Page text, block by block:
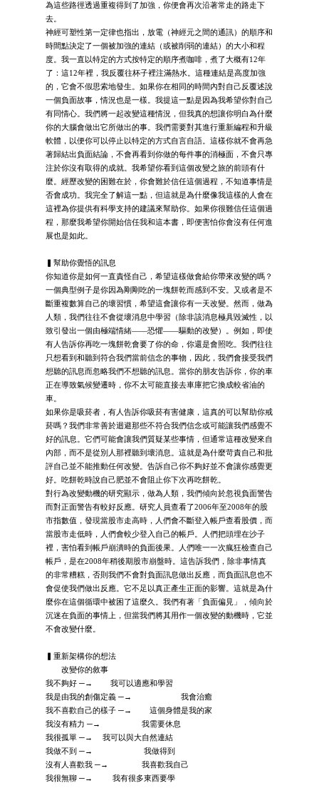
為這些路徑透過重複得到了加強，你便會再次沿著常走的路走下
去。
神經可塑性第一定律也指出，放電（神經元之間的通訊）的順序和
時間點決定了一個被加強的連結（或被削弱的連結）的大小和程
度。我一直以特定的方式按特定的順序煮咖啡，煮了大概有12年
了：這12年裡，我反覆往杯子裡注滿熱水。這種連結是高度加強
的，它會不假思索地發生。如果你在相同的時間內對自己反覆述說
一個負面故事，情況也是一樣。我提這一點是因為我希望你對自己
有同情心。我們將一起改變這種情況，但我真的想讓你明白為什麼
你的大腦會做出它所做出的事。我們需要對其進行重新編程和升級
軟體，以便你可以停止以特定的方式自言自語。這樣你就不會再急
著歸結出負面結論，不會再看到你做的每件事的消極面，不會只專
注於你沒有取得的成就。我希望你看到這個改變之旅的前頭有什
麼。經歷改變的困難在於，你會難於信任這個過程，不知道事情是
否會成功。我完全了解這一點，但這就是為什麼像我這樣的人會在
這裡為你提供有科學支持的建議來幫助你。如果你很難信任這個過
程，那麼我希望你開始信任我和這本書，即便害怕你會沒有任何進
展也是如此。
▍幫助你覺悟的訊息
你知道你是如何一直責怪自己，希望這樣做會給你帶來改變的嗎？
一個典型例子是你因為剛剛吃的一塊餅乾而感到不安。又或者是不
斷重複數算自己的壞習慣，希望這會讓你有一天改變。然而，做為
人類，我們往往不會從壞消息中學習（除非該消息極具毀滅性，以
致引發出一個由極端情緒——恐懼——驅動的改變）。例如，即使
有人告訴你再吃一塊餅乾會要了你的命，你還是會照吃。我們往往
只想看到和聽到符合我們當前信念的事物，因此，我們會接受我們
想聽的訊息而忽略我們不想聽的訊息。當你的朋友告訴你，你的車
正在導致氣候變遷時，你不太可能直接去車庫把它換成較省油的
車。
如果你是吸菸者，有人告訴你吸菸有害健康，這真的可以幫助你戒
菸嗎？我們非常善於迴避那些不符合我們信念或可能讓我們感覺不
好的訊息。它們可能會讓我們質疑某些事情，但通常這種改變來自
內部，而不是從別人那裡聽到壞消息。這就是為什麼苛責自己和批
評自己並不能推動任何改變。告訴自己你不夠好並不會讓你感覺更
好。吃餅乾時說自己肥並不會阻止你下次再吃餅乾。
對行為改變動機的研究顯示，做為人類，我們傾向於忽視負面警告
而對正面警告有較好反應。研究人員查看了2006年至2008年的股
市指數值，發現當股市走高時，人們會不斷登入帳戶查看股價，而
當股市走低時，人們會較少登入自己的帳戶。人們把頭埋在沙子
裡，害怕看到帳戶崩潰時的負面後果。人們唯一一次瘋狂檢查自己
帳戶，是在2008年稍後期股市崩盤時。這告訴我們，除非事情真
的非常糟糕，否則我們不會對負面訊息做出反應，而負面訊息也不
會促使我們做出反應。它不足以真正產生正面的影響。這就是為什
麼你在這個循環中被困了這麼久。我們有著「負面偏見」，傾向於
沉迷在負面的事情上，但當我們將其用作一個改變的動機時，它並
不會改變什麼。
▍重新架構你的想法
改變你的敘事
我不夠好 ─→ 我可以適應和學習
我是由我的創傷定義 ─→ 我會治癒
我不喜歡自己的樣子 ─→ 這個身體是我的家
我沒有精力 ─→ 我需要休息
我很孤單 ─→ 我可以與大自然連結
我做不到 ─→ 我做得到
沒有人喜歡我 ─→ 我喜歡我自己
我很無聊 ─→ 我有很多東西要學